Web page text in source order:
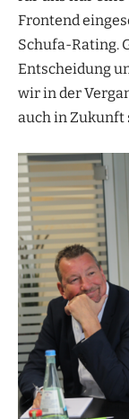
Frontend
Schufa-Rating.
Entscheidung
wir in der
auch in Zukunft